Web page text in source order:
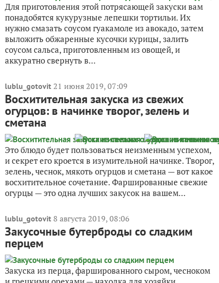
Для приготовления этой потрясающей закуски вам
понадобятся кукурузные лепешки тортильи. Их
нужно смазать соусом гуакамоле из авокадо, затем
выложить обжаренные кусочки курицы, залить
соусом сальса, приготовленным из овощей, и
аккуратно свернуть в...
lublu_gotovit 21 июня 2019, 07:09
Восхитительная закуска из свежих
огурцов: в начинке творог, зелень и
сметана
Это блюдо будет пользоваться неизменным успехом,
и секрет его кроется в изумительной начинке. Творог,
зелень, чеснок, мякоть огурцов и сметана — вот какое
восхитительное сочетание. Фаршированные свежие
огурцы — это одна лучших закусок на вашем...
lublu_gotovit 8 августа 2019, 08:06
Закусочные бутерброды со сладким
перцем
Закуска из перца, фаршированного сыром, чесноком